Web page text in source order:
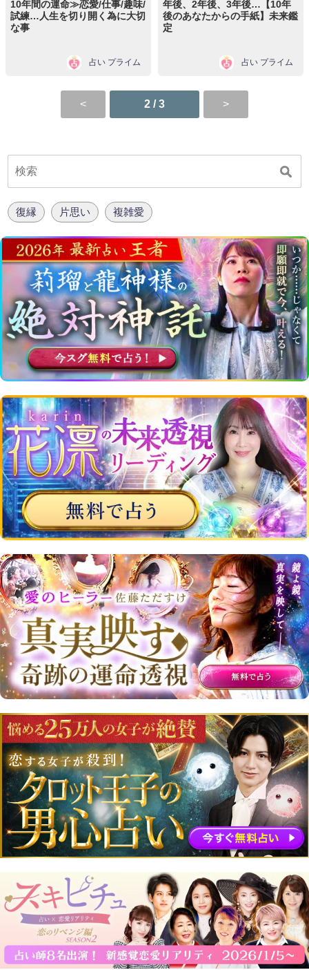
10年間の運命≫恋愛/仕事/趣味/
試練…人生を切り開く為に大切
な事
占い プライム
年後、2年後、3年後…【10年
後のあなたからの手紙】未来鑑
定
占い プライム
2 / 3
復縁 片思い 複雑愛